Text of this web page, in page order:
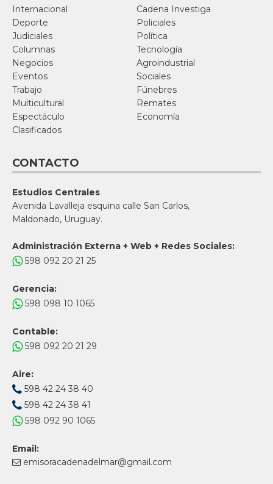
Internacional
Cadena Investiga
Deporte
Policiales
Judiciales
Política
Columnas
Tecnología
Negocios
Agroindustrial
Eventos
Sociales
Trabajo
Fúnebres
Multicultural
Remates
Espectáculo
Economía
Clasificados
CONTACTO
Estudios Centrales
Avenida Lavalleja esquina calle San Carlos,
Maldonado, Uruguay.
Administración Externa + Web + Redes Sociales:
598 092 20 21 25
Gerencia:
598 098 10 1065
Contable:
598 092 20 21 29
Aire:
598 42 24 38 40
598 42 24 38 41
598 092 90 1065
Email:
emisoracadenadelmar@gmail.com